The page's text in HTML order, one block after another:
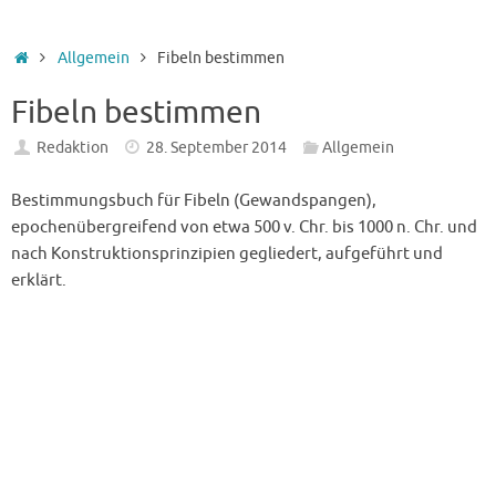
Startseite
Allgemein Fibeln bestimmen
Fibeln bestimmen
Redaktion 28. September 2014 Allgemein
Bestimmungsbuch für Fibeln (Gewandspangen),
epochenübergreifend von etwa 500 v. Chr. bis 1000 n. Chr. und
nach Konstruktionsprinzipien gegliedert, aufgeführt und
erklärt.